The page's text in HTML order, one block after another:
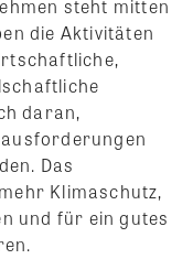
steht mitten
die Aktivitäten
daran,
Das
Klimaschutz,
und für ein gutes